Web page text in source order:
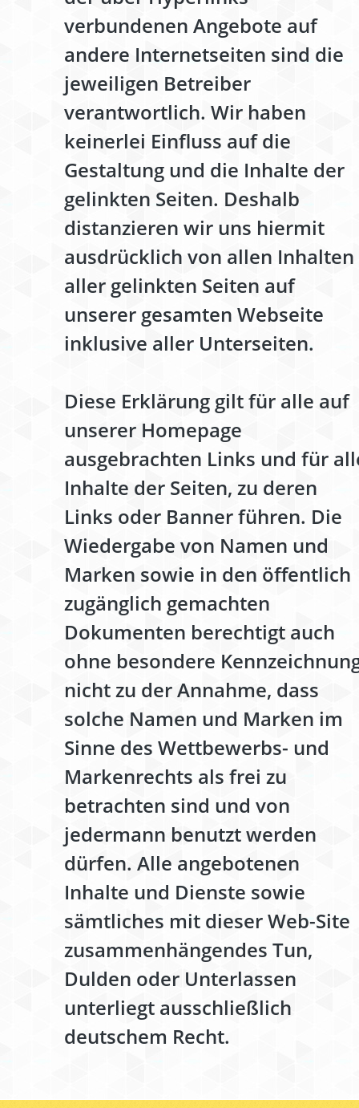
verbundenen Angebote auf
andere Internetseiten sind die
jeweiligen Betreiber
verantwortlich. Wir haben
keinerlei Einfluss auf die
Gestaltung und die Inhalte der
gelinkten Seiten. Deshalb
distanzieren wir uns hiermit
ausdrücklich von allen Inhalten
aller gelinkten Seiten auf
unserer gesamten Webseite
inklusive aller Unterseiten.
Diese Erklärung gilt für alle auf
unserer Homepage
ausgebrachten Links und für
Inhalte der Seiten, zu deren
Links oder Banner führen. Die
Wiedergabe von Namen und
Marken sowie in den öffentlich
zugänglich gemachten
Dokumenten berechtigt auch
ohne besondere
nicht zu der Annahme, dass
solche Namen und Marken im
Sinne des Wettbewerbs- und
Markenrechts als frei zu
betrachten sind und von
jedermann benutzt werden
dürfen. Alle angebotenen
Inhalte und Dienste sowie
sämtliches mit dieser Web-Site
zusammenhängendes Tun,
Dulden oder Unterlassen
unterliegt ausschließlich
deutschem Recht.